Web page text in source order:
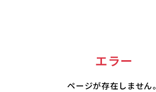
エラー
ページが存在しません。